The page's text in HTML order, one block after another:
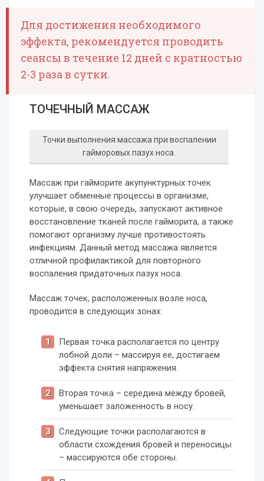
Для достижения необходимого
эффекта, рекомендуется проводить
сеансы в течение 12 дней с кратностью
2-3 раза в сутки.
ТОЧЕЧНЫЙ МАССАЖ
Точки выполнения массажа при воспалении
гайморовых пазух носа.
Массаж при гайморите акупунктурных точек
улучшает обменные процессы в организме,
которые, в свою очередь, запускают активное
восстановление тканей после гайморита, а также
помогают организму лучше противостоять
инфекциям. Данный метод массажа является
отличной профилактикой для повторного
воспаления придаточных пазух носа.
Массаж точек, расположенных возле носа,
проводится в следующих зонах:
Первая точка располагается по центру
лобной доли – массируя ее, достигаем
эффекта снятия напряжения.
Вторая точка – середина между бровей,
уменьшает заложенность в носу.
Следующие точки располагаются в
области схождения бровей и переносицы
– массируются обе стороны.